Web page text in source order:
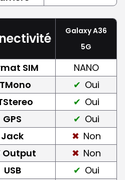
Galaxy A36
5G
SIM
NANO
Oui
Oui
GPS
Oui
Jack
Non
Output
Non
USB
Oui